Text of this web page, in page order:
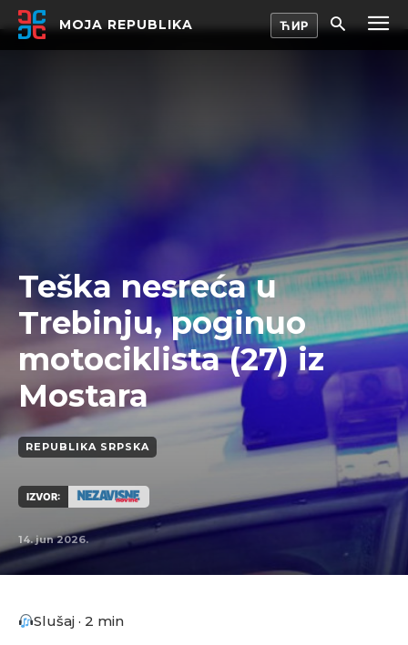
MOJA REPUBLIKA
Teška nesreća u
Trebinju, poginuo
motociklista (27) iz
Mostara
REPUBLIKA SRPSKA
IZVOR:
14. jun 2026.
Slušaj · 2 min